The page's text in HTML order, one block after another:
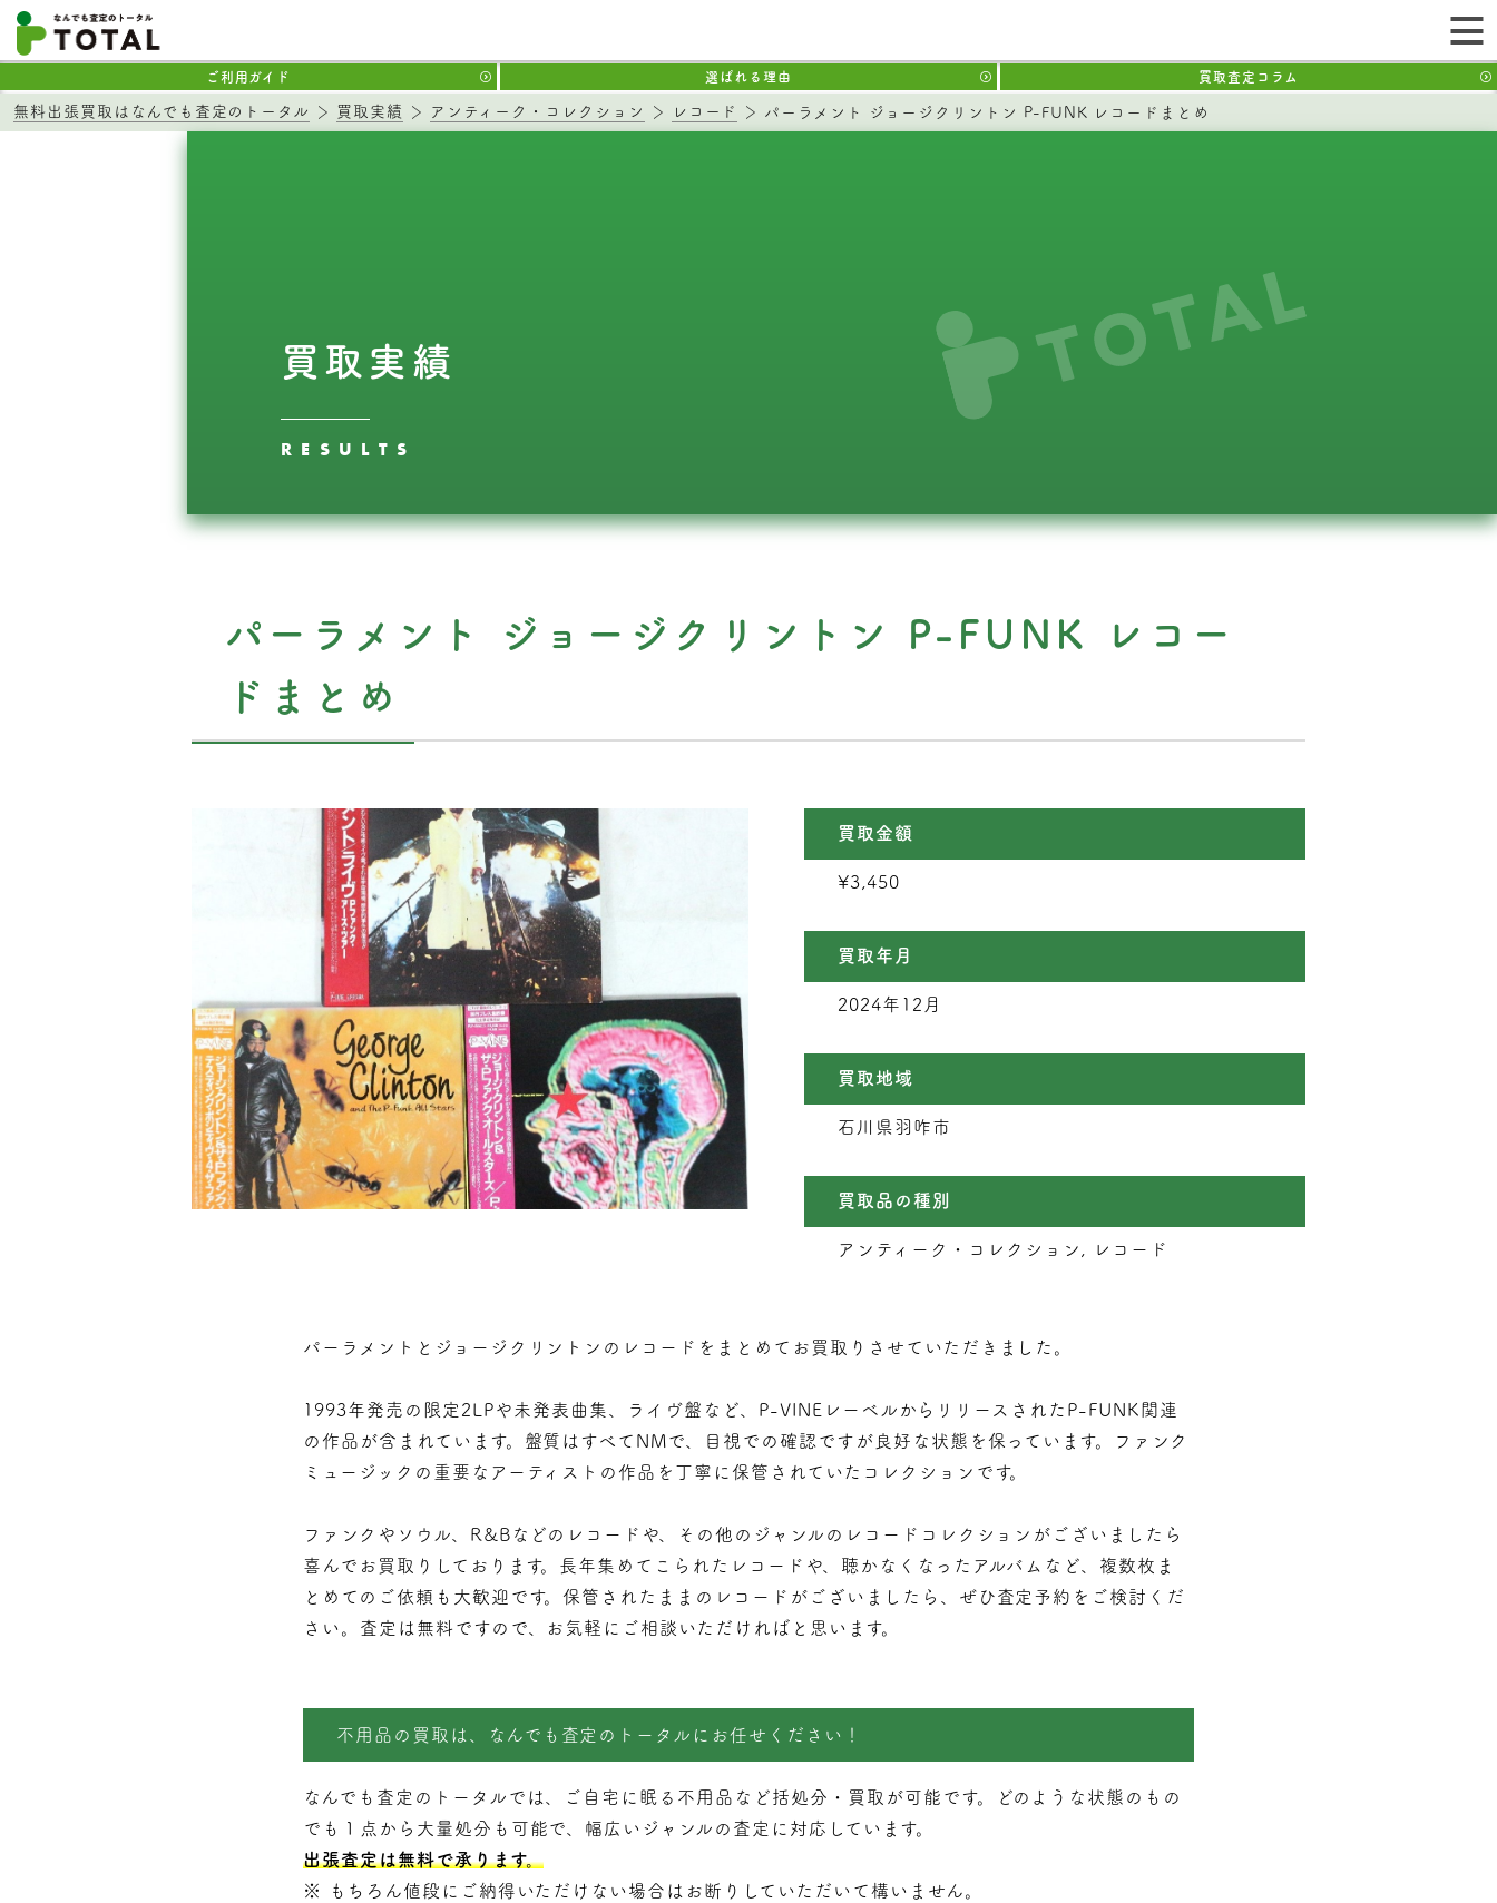
ご利用ガイド 選ばれる理由 買取査定コラム
無料出張買取はなんでも査定のトータル 買取実績 アンティーク・コレクション レコード パーラメント ジョージクリントン P-FUNK レコードまとめ
買取実績
RESULTS
パーラメント ジョージクリントン P-FUNK レコー
ドまとめ
買取金額
¥3,450
買取年月
2024年12月
買取地域
石川県羽咋市
買取品の種別
アンティーク・コレクション, レコード
パーラメントとジョージクリントンのレコードをまとめてお買取りさせていただきました。
1993年発売の限定2LPや未発表曲集、ライヴ盤など、P-VINEレーベルからリリースされたP-FUNK関連
の作品が含まれています。盤質はすべてNMで、目視での確認ですが良好な状態を保っています。ファンク
ミュージックの重要なアーティストの作品を丁寧に保管されていたコレクションです。
ファンクやソウル、R&Bなどのレコードや、その他のジャンルのレコードコレクションがございましたら
喜んでお買取りしております。長年集めてこられたレコードや、聴かなくなったアルバムなど、複数枚ま
とめてのご依頼も大歓迎です。保管されたままのレコードがございましたら、ぜひ査定予約をご検討くだ
さい。査定は無料ですので、お気軽にご相談いただければと思います。
不用品の買取は、なんでも査定のトータルにお任せください！
なんでも査定のトータルでは、ご自宅に眠る不用品など括処分・ 買取 が可能です。どのような状態のもの
でも１点から大量処分も可能で、幅広いジャンルの査定に対応しています。
出張査定は無料で承ります。
※ もちろん値段にご納得いただけない場合はお断りしていただいて構いません。